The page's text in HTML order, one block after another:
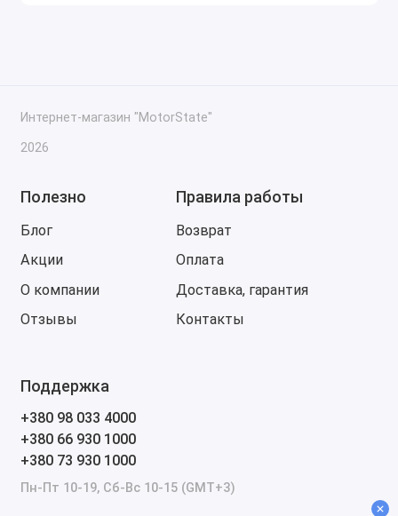
Интернет-магазин "MotorState"
2026
Полезно
Блог
Акции
О компании
Отзывы
Правила работы
Возврат
Оплата
Доставка, гарантия
Контакты
Поддержка
+380 98 033 4000
+380 66 930 1000
+380 73 930 1000
Пн-Пт 10-19, Сб-Вс 10-15 (GMT+3)